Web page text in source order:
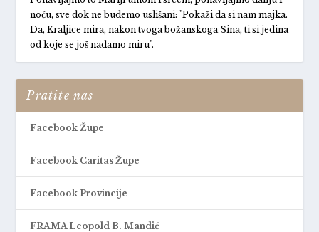
noću, sve dok ne budemo uslišani: "Pokaži da si nam majka.
Da, Kraljice mira, nakon tvoga božanskoga Sina, ti si jedina
od koje se još nadamo miru".
Pratite nas
Facebook Župe
Facebook Caritas Župe
Facebook Provincije
FRAMA Leopold B. Mandić